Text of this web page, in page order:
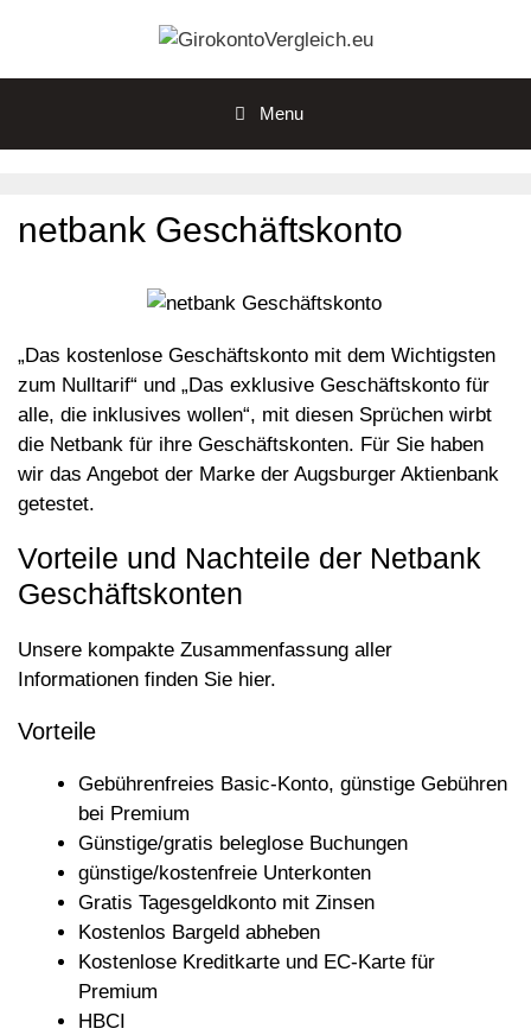
springen
Menu
netbank Geschäftskonto
„Das kostenlose Geschäftskonto mit dem Wichtigsten
zum Nulltarif“ und „Das exklusive Geschäftskonto für
alle, die inklusives wollen“, mit diesen Sprüchen wirbt
die Netbank für ihre Geschäftskonten. Für Sie haben
wir das Angebot der Marke der Augsburger Aktienbank
getestet.
Vorteile und Nachteile der Netbank
Geschäftskonten
Unsere kompakte Zusammenfassung aller
Informationen finden Sie hier.
Vorteile
Gebührenfreies Basic-Konto, günstige Gebühren
bei Premium
Günstige/gratis beleglose Buchungen
günstige/kostenfreie Unterkonten
Gratis Tagesgeldkonto mit Zinsen
Kostenlos Bargeld abheben
Kostenlose Kreditkarte und EC-Karte für
Premium
HBCI